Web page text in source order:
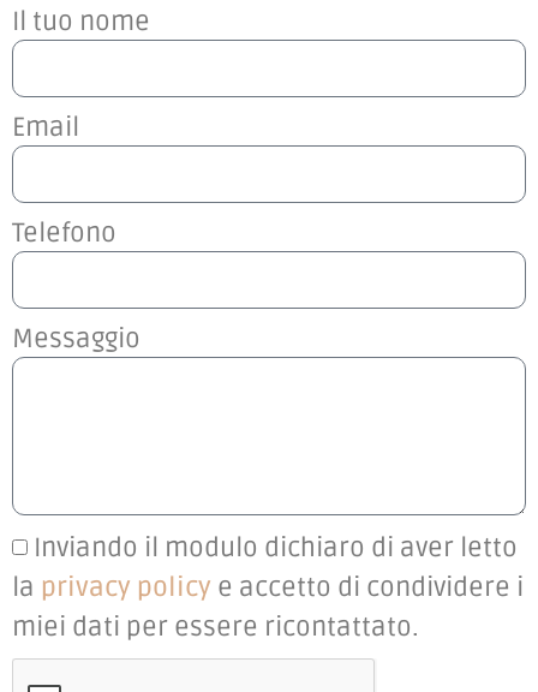
Il tuo nome
Email
Telefono
Messaggio
Inviando il modulo dichiaro di aver letto
la privacy policy e accetto di condividere i
miei dati per essere ricontattato.